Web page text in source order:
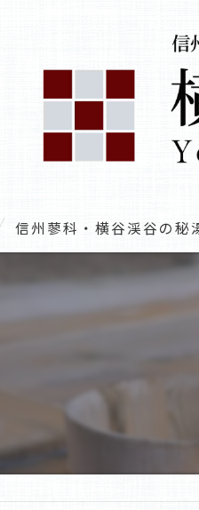
信州蓼科・横谷渓谷の秘